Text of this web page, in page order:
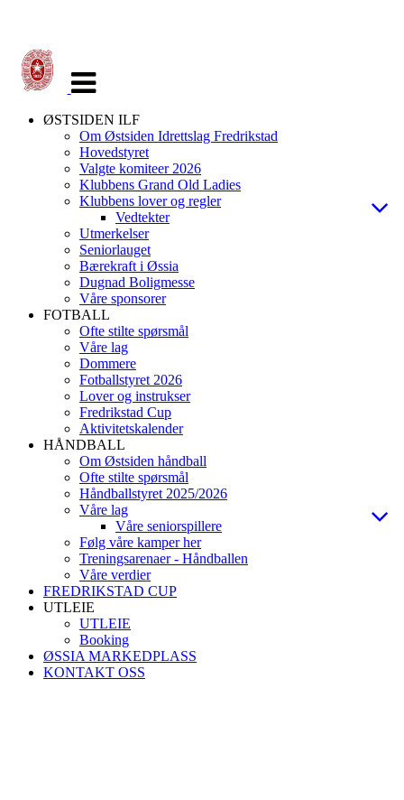
navigasjon
ØSTSIDEN ILF
Om Østsiden Idrettslag Fredrikstad
Hovedstyret
Valgte komiteer 2026
Klubbens Grand Old Ladies
Klubbens lover og regler
Vedtekter
Utmerkelser
Seniorlauget
Bærekraft i Øssia
Dugnad Boligmesse
Våre sponsorer
FOTBALL
Ofte stilte spørsmål
Våre lag
Dommere
Fotballstyret 2026
Lover og instrukser
Fredrikstad Cup
Aktivitetskalender
HÅNDBALL
Om Østsiden håndball
Ofte stilte spørsmål
Håndballstyret 2025/2026
Våre lag
Våre seniorspillere
Følg våre kamper her
Treningsarenaer - Håndballen
Våre verdier
FREDRIKSTAD CUP
UTLEIE
UTLEIE
Booking
ØSSIA MARKEDPLASS
KONTAKT OSS